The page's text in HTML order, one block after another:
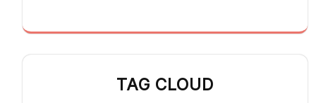
TAG CLOUD